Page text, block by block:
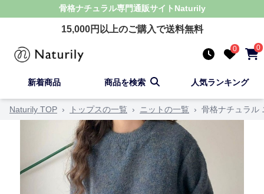
骨格ナチュラル専門通販サイト Naturily
15,000円以上のご購入で送料無料
0 0
新着商品 商品を検索 人気ランキング
Naturily TOP › トップスの一覧 › ニットの一覧 › 骨格ナチュラル